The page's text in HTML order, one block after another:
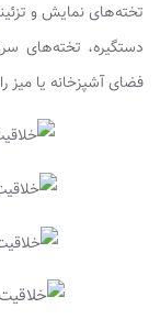
تخته‌های نمایش و
دستگیره، تخته‌های
فضای آشپزخانه یا میز